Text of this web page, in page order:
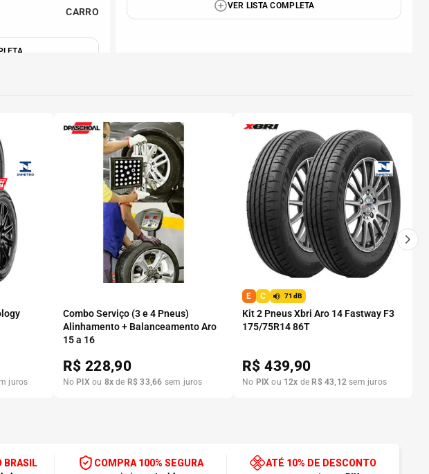
CARRO
VER LISTA COMPLETA
juros
Combo Serviço (3 e 4 Pneus)
Alinhamento + Balanceamento Aro
15 a 16
R$ 228,90
No PIX ou 8x de R$ 33,66 sem juros
E C 71dB
Kit 2 Pneus Xbri Aro 14 Fastway F3
175/75R14 86T
R$439,90
No PIX ou 12x de R$ 43, 12 sem juros
BRASIL COMPRA 100% SEGURA ATÉ 10% DE DESCONTO